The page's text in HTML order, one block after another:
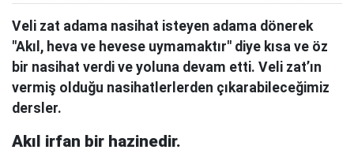
Veli zat adama nasihat isteyen adama dönerek
"Akıl, heva ve hevese uymamaktır" diye kısa ve öz
bir nasihat verdi ve yoluna devam etti. Veli zat’ın
vermiş olduğu nasihatlerlerden çıkarabileceğimiz
dersler.
Akıl irfan bir hazinedir.